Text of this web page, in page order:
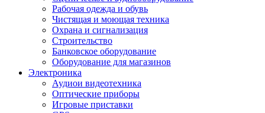
Рабочая одежда и обувь
Чистящая и моющая техника
Охрана и сигнализация
Строительство
Банковское оборудование
Оборудование для магазинов
Электроника
Аудиои видеотехника
Оптические приборы
Игровые приставки